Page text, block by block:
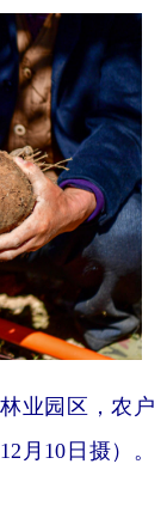
业园区，农户
月10日摄）。